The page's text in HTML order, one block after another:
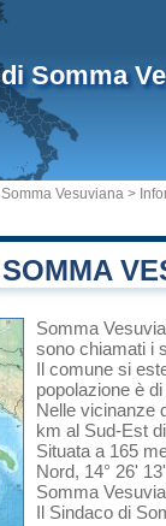
Somma
Vesuviana >
Somma
sono chiamati i
Il comune si
popolazione è
Nelle vicinanze
km al Sud-Est di
Situata a 165
Nord, 14° 26'
Somma
Il Sindaco di